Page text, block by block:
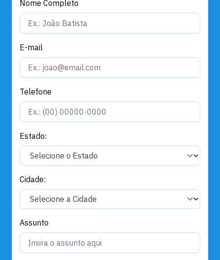
Nome Completo
E-mail
Telefone
Estado:
Cidade:
Assunto